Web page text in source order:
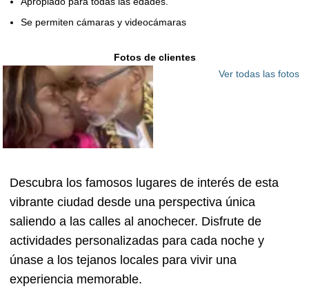
Se permiten cámaras y videocámaras
Fotos de clientes
Ver todas las fotos
Descubra los famosos lugares de interés de esta
vibrante ciudad desde una perspectiva única
saliendo a las calles al anochecer. Disfrute de
actividades personalizadas para cada noche y
únase a los tejanos locales para vivir una
experiencia memorable.